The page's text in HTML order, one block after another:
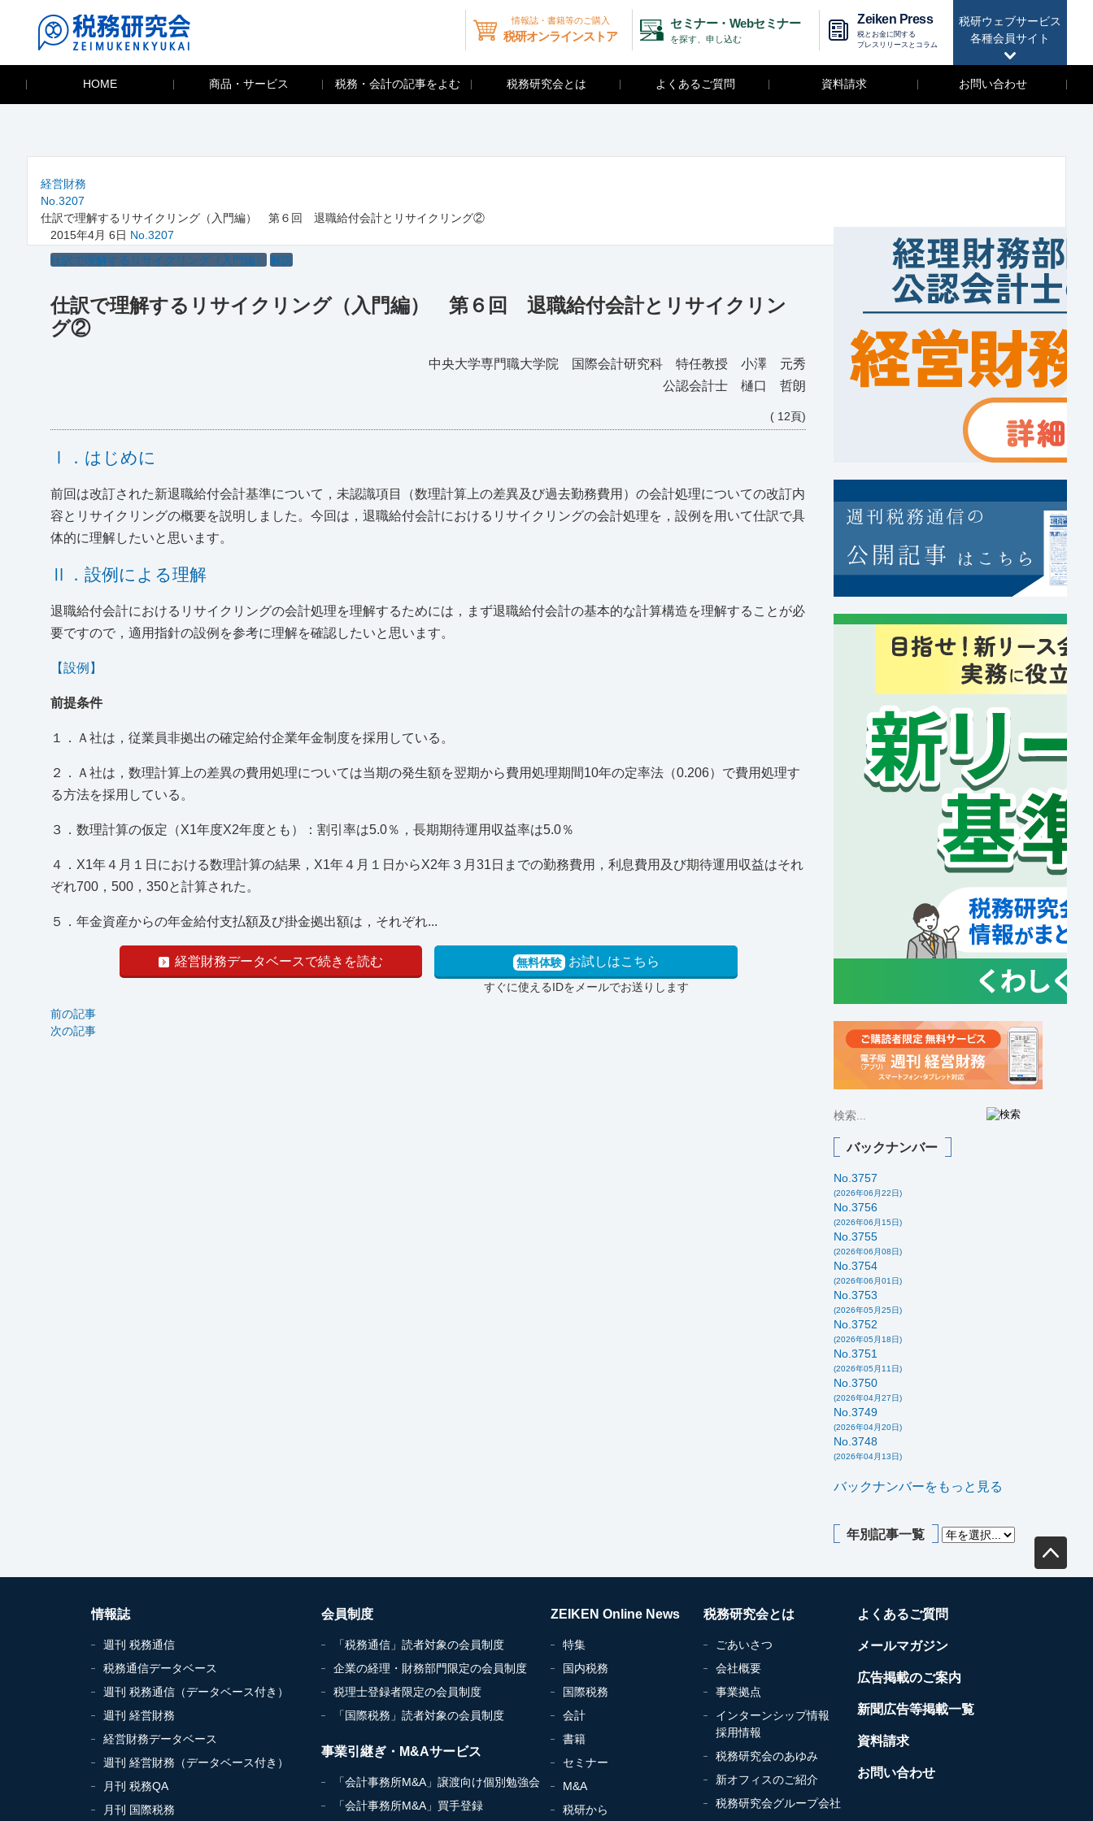
税研ウェブサービス
各種会員サイト
情報誌・書籍等のご購入
税研オンラインストア
セミナー・Webセミナー
を探す、申し込む
Zeiken Press
税とお金に関する
プレスリリースとコラム
HOME 商品・サービス 税務・会計の記事をよむ 税務研究会とは よくあるご質問 資料請求 お問い合わせ
経営財務
No.3207
仕訳で理解するリサイクリング（入門編） 第６回 退職給付会計とリサイクリング②
2015年4月 6日 No.3207
仕訳で理解するリサイクリング（入門編）
解説
仕訳で理解するリサイクリング（入門編） 第６回 退職給付会計とリサイクリン
グ②
中央大学専門職大学院 国際会計研究科 特任教授 小澤 元秀
公認会計士 樋口 哲朗
( 12頁)
Ⅰ．はじめに
前回は改訂された新退職給付会計基準について，未認識項目（数理計算上の差異及び過去勤務費用）の会計処理についての改訂内
容とリサイクリングの概要を説明しました。今回は，退職給付会計におけるリサイクリングの会計処理を，設例を用いて仕訳で具
体的に理解したいと思います。
Ⅱ．設例による理解
退職給付会計におけるリサイクリングの会計処理を理解するためには，まず退職給付会計の基本的な計算構造を理解することが必
要ですので，適用指針の設例を参考に理解を確認したいと思います。
【設例】
前提条件
１．Ａ社は，従業員非拠出の確定給付企業年金制度を採用している。
２．Ａ社は，数理計算上の差異の費用処理については当期の発生額を翌期から費用処理期間10年の定率法（0.206）で費用処理す
る方法を採用している。
３．数理計算の仮定（X1年度X2年度とも）：割引率は5.0％，長期期待運用収益率は5.0％
４．X1年４月１日における数理計算の結果，X1年４月１日からX2年３月31日までの勤務費用，利息費用及び期待運用収益はそれ
ぞれ700，500，350と計算された。
５．年金資産からの年金給付支払額及び掛金拠出額は，それぞれ...
経営財務データベースで続きを読む 無料体験 お試しはこちら
すぐに使えるIDをメールでお送りします
前の記事
次の記事
バックナンバー
No.3757
(2026年06月22日)
No.3756
(2026年06月15日)
No.3755
(2026年06月08日)
No.3754
(2026年06月01日)
No.3753
(2026年05月25日)
No.3752
(2026年05月18日)
No.3751
(2026年05月11日)
No.3750
(2026年04月27日)
No.3749
(2026年04月20日)
No.3748
(2026年04月13日)
バックナンバーをもっと見る
年別記事一覧
情報誌
週刊 税務通信
税務通信データベース
週刊 税務通信（データベース付き）
週刊 経営財務
経営財務データベース
週刊 経営財務（データベース付き）
月刊 税務QA
月刊 国際税務
会員制度
「税務通信」読者対象の会員制度
企業の経理・財務部門限定の会員制度
税理士登録者限定の会員制度
「国際税務」読者対象の会員制度
事業引継ぎ・M&Aサービス
「会計事務所M&A」譲渡向け個別勉強会
「会計事務所M&A」買手登録
ZEIKEN Online News
特集
国内税務
国際税務
会計
書籍
セミナー
M&A
税研から
税務研究会とは
ごあいさつ
会社概要
事業拠点
インターンシップ情報
採用情報
税務研究会のあゆみ
新オフィスのご紹介
税務研究会グループ会社
よくあるご質問
メールマガジン
広告掲載のご案内
新聞広告等掲載一覧
資料請求
お問い合わせ